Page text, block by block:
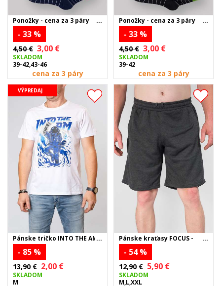
Ponožky - cena za 3 páry
- 33 %
4,50 € 3,00 €
SKLADOM
39-42,43-46
cena za 3 páry
Ponožky - cena za 3 páry
- 33 %
4,50 € 3,00 €
SKLADOM
39-42
cena za 3 páry
VÝPREDAJ
Pánske tričko INTO THE AM
KOZMONAUT - biele
- 85 %
13,90 € 2,00 €
SKLADOM
M
Pánske kraťasy FOCUS -
tmavosivé
- 54 %
12,90 € 5,90 €
SKLADOM
M,L,XXL